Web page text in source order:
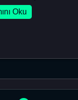
Oku